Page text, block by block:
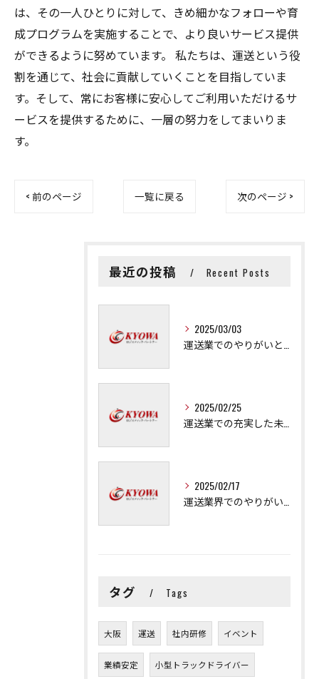
は、その一人ひとりに対して、きめ細かなフォローや育
成プログラムを実施することで、より良いサービス提供
ができるように努めています。 私たちは、運送という役
割を通じて、社会に貢献していくことを目指していま
す。そして、常にお客様に安心してご利用いただけるサ
ービスを提供するために、一層の努力をしてまいりま
す。
< 前のページ 一覧に戻る 次のページ >
最近の投稿 Recent Posts
2025/03/03
2025/02/25
2025/02/17
タグ Tags
大阪 運送 社内研修 イベント
業績安定 小型トラックドライバー